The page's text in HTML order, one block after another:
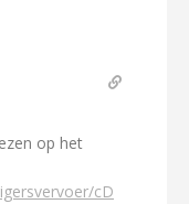
op het
cD